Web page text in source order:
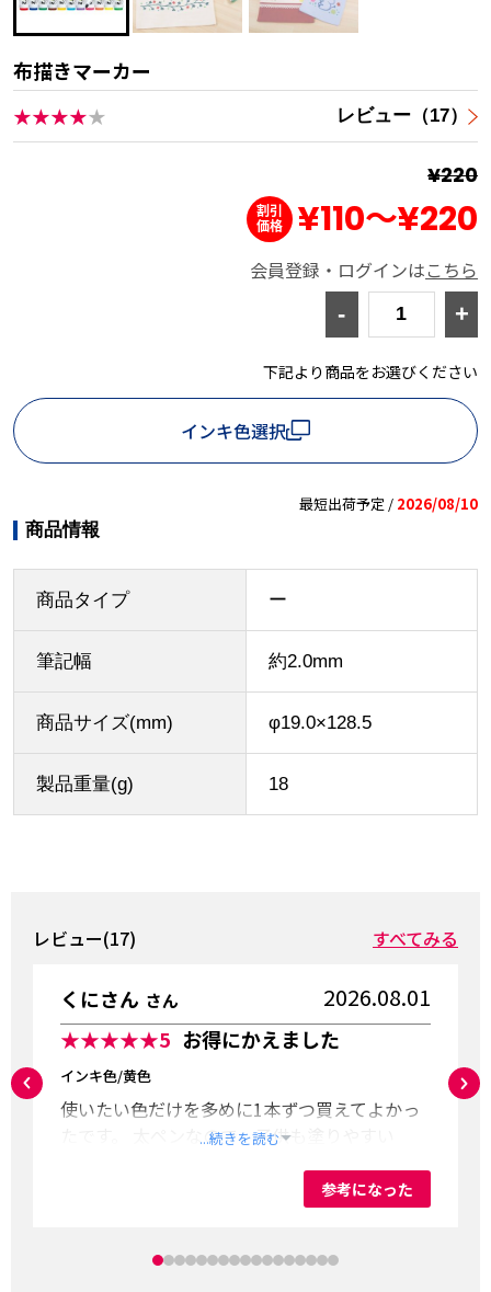
布描きマーカー
★★★★★ レビュー（17）
¥220
¥110～¥220
会員登録・ログインはこちら
- +
下記より商品をお選びください
インキ色選択
最短出荷予定 / 2026/08/10
商品情報
商品タイプ ー
筆記幅 約2.0mm
商品サイズ(mm) φ19.0×128.5
製品重量(g) 18
レビュー(17) すべてみる
くにさん さん 2026.08.01
★★★★★5 お得にかえました
インキ色/黄色
使いたい色だけを多めに1本ずつ買えてよかっ
たです。 太ペンなので、子供も塗りやすい
...続きを読む
参考になった